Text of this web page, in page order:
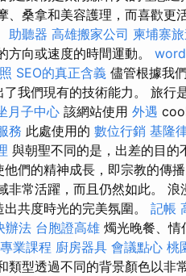
桑拿和美容護理，而喜歡更
助聽器 高雄搬家公司 柬埔寨
方向或速度的時間運動。
SEO的真正含義 儘管根據我
我們現有的技術能力。 旅行
月子中心 該網站使用 外遇
務 此處使用的 數位行銷 基隆
與朝聖不同的是，出差的目的
們的精神成長，即宗教的傳播
非常活躍，而且仍然如此。 浪
共度時光的完美氛圍。 記帳
辦法 台胞證高雄 燭光晚餐、情
業課程 廚房器具 會議點心 桃
類型透過不同的背景顏色以非